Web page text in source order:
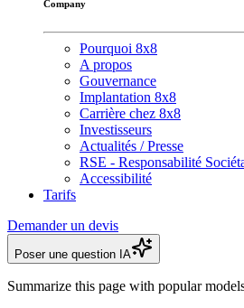
Company
Pourquoi 8x8
A propos
Gouvernance
Implantation 8x8
Carrière chez 8x8
Investisseurs
Actualités / Presse
RSE - Responsabilité
Accessibilité
Tarifs
Demander un devis
Poser une question IA
Summarize this page with popular